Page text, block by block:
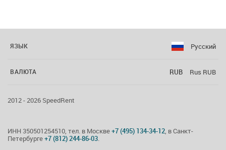
ЯЗЫК Русский
ВАЛЮТА RUB Rus RUB
2012 - 2026 SpeedRent
ИНН 350501254510, тел. в Москве+7 (495) 134-34-12, в Санкт-
Петербурге+7 (812) 244-86-03.